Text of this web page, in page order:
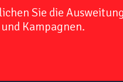
Sie die
Kampagnen.